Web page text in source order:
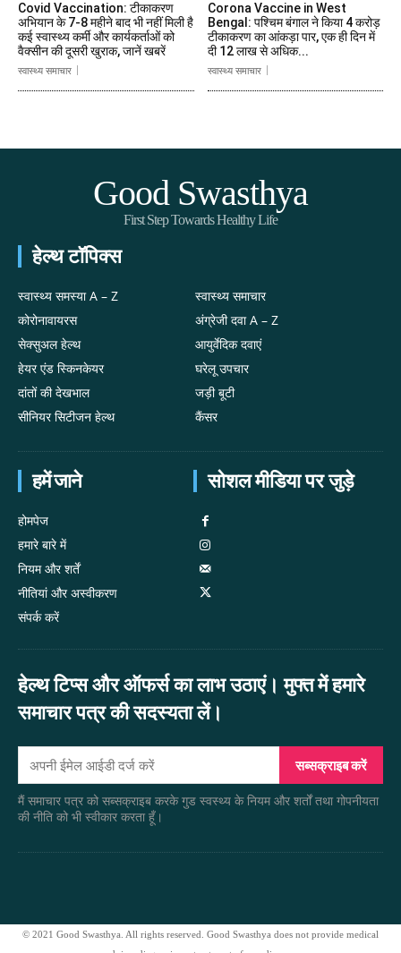
Covid Vaccination: टीकाकरण
अभियान के 7-8 महीने बाद भी नहीं मिली है
कई स्वास्थ्य कर्मी और कार्यकर्ताओं को
वैक्सीन की दूसरी खुराक, जानें खबरें
स्वास्थ्य समाचार
Corona Vaccine in West
Bengal: पश्चिम बंगाल ने किया 4 करोड़
टीकाकरण का आंकड़ा पार, एक ही दिन में
दी 12 लाख से अधिक...
स्वास्थ्य समाचार
Good Swasthya
First Step Towards Healthy Life
हेल्थ टॉपिक्स
स्वास्थ्य समस्या A – Z
कोरोनावायरस
सेक्सुअल हेल्थ
हेयर एंड स्किनकेयर
दांतों की देखभाल
सीनियर सिटीजन हेल्थ
स्वास्थ्य समाचार
अंग्रेजी दवा A – Z
आयुर्वेदिक दवाएं
घरेलू उपचार
जड़ी बूटी
कैंसर
हमें जाने
होमपेज
हमारे बारे में
नियम और शर्तें
नीतियां और अस्वीकरण
संपर्क करें
सोशल मीडिया पर जुड़े
हेल्थ टिप्स और ऑफर्स का लाभ उठाएं। मुफ्त में हमारे
समाचार पत्र की सदस्यता लें।
सब्सक्राइब करें
मैं समाचार पत्र को सब्सक्राइब करके गुड स्वस्थ्य के नियम और शर्तों तथा गोपनीयता
की नीति को भी स्वीकार करता हूँ।
© 2021 Good Swasthya. All rights reserved. Good Swasthya does not provide medical